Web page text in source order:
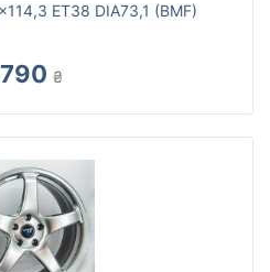
ET38 DIA73,1 (BMF)
₴